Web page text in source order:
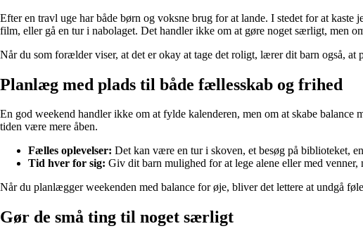
Efter en travl uge har både børn og voksne brug for at lande. I stedet for at
film, eller gå en tur i nabolaget. Det handler ikke om at gøre noget særligt, men
Når du som forælder viser, at det er okay at tage det roligt, lærer dit barn også,
Planlæg med plads til både fællesskab og frihed
En god weekend handler ikke om at fylde kalenderen, men om at skabe
tiden være mere åben.
Fælles oplevelser: Det kan være en tur i skoven, et besøg på biblioteket,
Tid hver for sig: Giv dit barn mulighed for at lege alene eller med
Når du planlægger weekenden med balance for øje, bliver det lettere at undgå
Gør de små ting til noget særligt